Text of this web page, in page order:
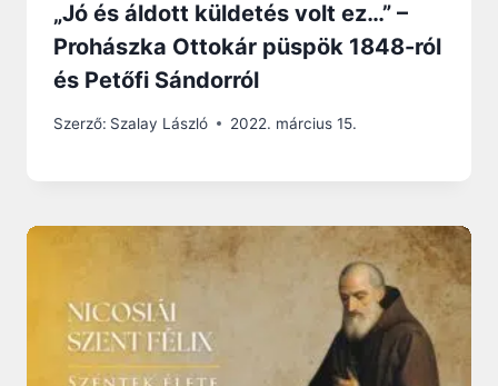
„Jó és áldott küldetés volt ez…” –
Prohászka Ottokár püspök 1848-ról
és Petőfi Sándorról
Szerző: Szalay László 2022. március 15.